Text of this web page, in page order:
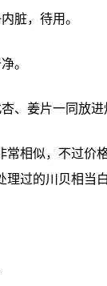
1、鹧鸪杀‮后好‬，清干净‮脏内‬，待用。
2、川贝买‮来回‬后要洗‮净干‬。
3、